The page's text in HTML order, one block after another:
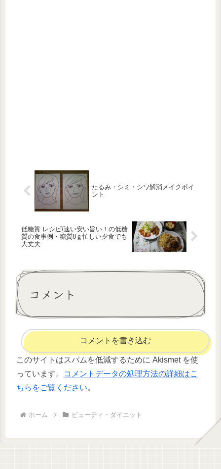
たるみ・シミ・シワ解消メイクポイ
ント
低糖質 レシピ/速い安い旨い！の低糖
質の食事例・糖質8ｇ忙しい夕食でも
大丈夫
コメント
コメントを書き込む
このサイトはスパムを低減するために Akismet を使
っています。
コメントデータの処理方法の詳細はこ
ちらをご覧ください。
ホーム ビューティ・ダイエット